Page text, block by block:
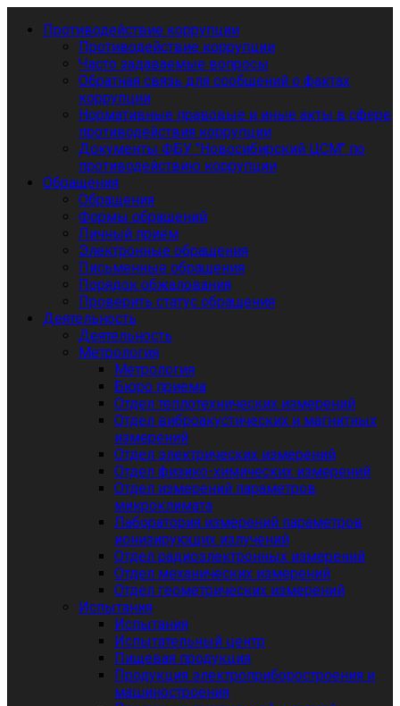
Противодействие коррупции
Противодействие коррупции
Часто задаваемые вопросы
Обратная связь для сообщений о фактах
коррупции
Нормативные правовые и иные акты в сфере
противодействия коррупции
Документы ФБУ "Новосибирский ЦСМ" по
противодействию коррупции
Обращения
Обращения
Формы обращений
Личный приём
Электронные обращения
Письменные обращения
Порядок обжалования
Проверить статус обращения
Деятельность
Деятельность
Метрология
Метрология
Бюро приема
Отдел теплотехнических измерений
Отдел виброакустических и магнитных
измерений
Отдел электрических измерений
Отдел физико-химических измерений
Отдел измерений параметров
микроклимата
Лаборатория измерений параметров
ионизирующих излучений
Отдел радиоэлектронных измерений
Отдел механических измерений
Отдел геометрических измерений
Испытания
Испытания
Испытательный центр
Пищевая продукция
Продукция электроприборостроения и
машиностроения